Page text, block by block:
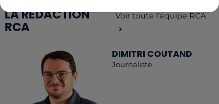
LA RÉDACTION
RCA
Voir toute l'équipe RCA
DIMITRI COUTAND
Journaliste